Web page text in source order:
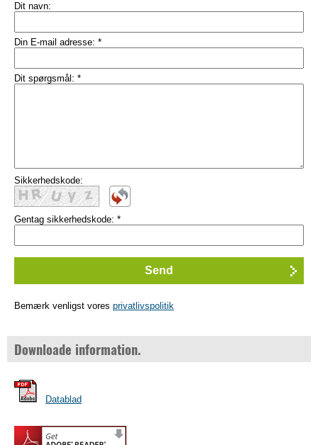
Dit navn:
Din E-mail adresse: *
Dit spørgsmål: *
Sikkerhedskode:
Gentag sikkerhedskode: *
Bemærk venligst vores privatlivspolitik
Downloade information.
Datablad